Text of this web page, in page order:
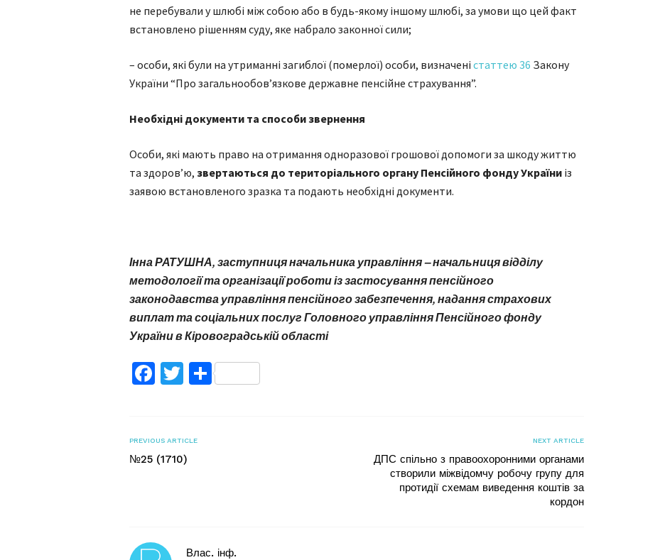
не перебували у шлюбі між собою або в будь-якому іншому шлюбі, за умови що цей факт
встановлено рішенням суду, яке набрало законної сили;
– особи, які були на утриманні загиблої (померлої) особи, визначені статтею 36 Закону
України “Про загальнообов’язкове державне пенсійне страхування”.
Необхідні документи та способи звернення
Особи, які мають право на отримання одноразової грошової допомоги за шкоду життю
та здоров’ю, звертаються до територіального органу Пенсійного фонду України із
заявою встановленого зразка та подають необхідні документи.
Інна РАТУШНА, заступниця начальника управління ‒ начальниця відділу
методології та організації роботи із застосування пенсійного
законодавства управління пенсійного забезпечення, надання страхових
виплат та соціальних послуг Головного управління Пенсійного фонду
України в Кіровоградській області
Facebook
TwitterПоділитися
PREVIOUS ARTICLE
№25 (1710)
NEXT ARTICLE
ДПС спільно з правоохоронними органами
створили міжвідомчу робочу групу для
протидії схемам виведення коштів за
кордон
Влас. інф.